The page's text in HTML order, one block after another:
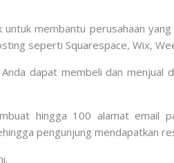
membantu perusahaan
seperti Squarespace, Wix,
dapat membeli dan menjual
hingga 100 alamat email
pengunjung mendapatkan